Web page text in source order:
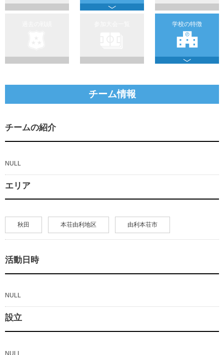
学校の特徴
チーム情報
チームの紹介
NULL
エリア
秋田 本荘由利地区 由利本荘市
活動日時
NULL
設立
NULL